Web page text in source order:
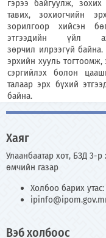
гэрээ байгуулж,
тавих, зохиогчийн
зорилгоор хийсэн
этгээдийн үйл
зөрчил илрээгүй байна.
эрхийн хууль
сэргийлэх болон
талаар эрх бүхий
байна.
Хаяг
Улаанбаатар хот, БЗД 3-
өмчийн газар
Холбоо барих
Вэб холбоос